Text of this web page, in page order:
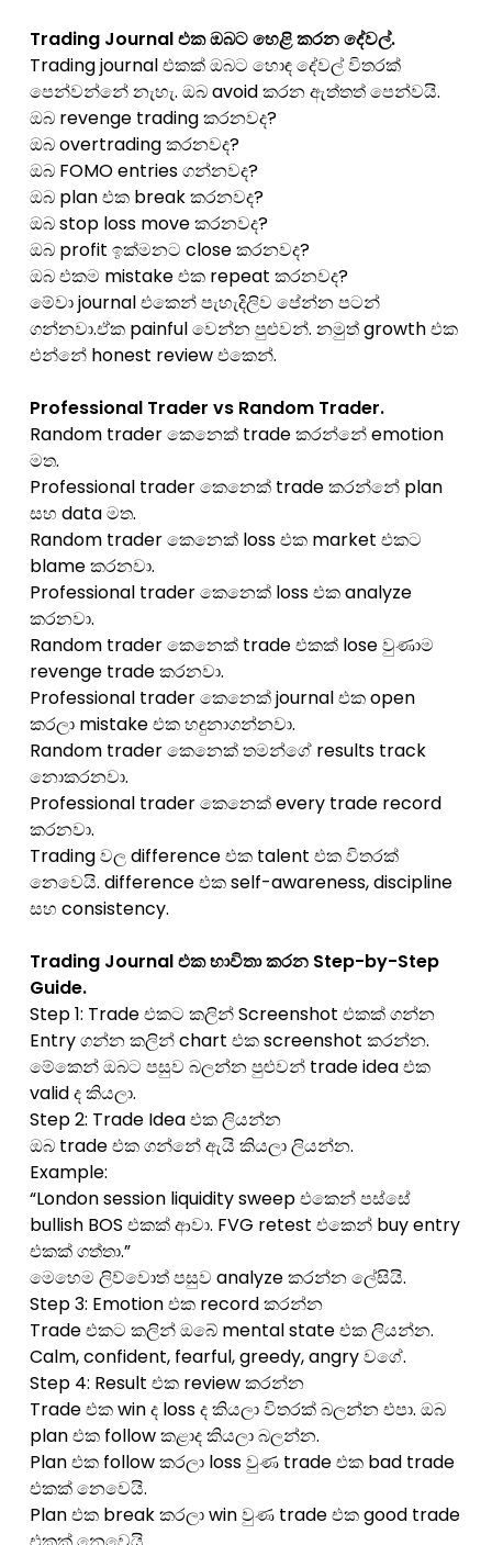
Trading Journal එක ඔබට හෙළි කරන දේවල්.
Trading journal එකක් ඔබට හොඳ දේවල් විතරක්
පෙන්වන්නේ නැහැ. ඔබ avoid කරන ඇත්තත් පෙන්වයි.
ඔබ revenge trading කරනවද?
ඔබ overtrading කරනවද?
ඔබ FOMO entries ගන්නවද?
ඔබ plan එක break කරනවද?
ඔබ stop loss move කරනවද?
ඔබ profit ඉක්මනට close කරනවද?
ඔබ එකම mistake එක repeat කරනවද?
මේවා journal එකෙන් පැහැදිලිව පේන්න පටන්
ගන්නවා.ඒක painful වෙන්න පුළුවන්. නමුත් growth එක
එන්නේ honest review එකෙන්.
Professional Trader vs Random Trader.
Random trader කෙනෙක් trade කරන්නේ emotion
මත.
Professional trader කෙනෙක් trade කරන්නේ plan
සහ data මත.
Random trader කෙනෙක් loss එක market එකට
blame කරනවා.
Professional trader කෙනෙක් loss එක analyze
කරනවා.
Random trader කෙනෙක් trade එකක් lose වුණාම
revenge trade කරනවා.
Professional trader කෙනෙක් journal එක open
කරලා mistake එක හඳුනාගන්නවා.
Random trader කෙනෙක් තමන්ගේ results track
නොකරනවා.
Professional trader කෙනෙක් every trade record
කරනවා.
Trading වල difference එක talent එක විතරක්
නෙවෙයි. difference එක self-awareness, discipline
සහ consistency.
Trading Journal එක භාවිතා කරන Step-by-Step
Guide.
Step 1: Trade එකට කලින් Screenshot එකක් ගන්න
Entry ගන්න කලින් chart එක screenshot කරන්න.
මේකෙන් ඔබට පසුව බලන්න පුළුවන් trade idea එක
valid ද කියලා.
Step 2: Trade Idea එක ලියන්න
ඔබ trade එක ගන්නේ ඇයි කියලා ලියන්න.
Example:
“London session liquidity sweep එකෙන් පස්සේ
bullish BOS එකක් ආවා. FVG retest එකෙන් buy entry
එකක් ගත්තා.”
මෙහෙම ලිව්වොත් පසුව analyze කරන්න ලේසියි.
Step 3: Emotion එක record කරන්න
Trade එකට කලින් ඔබේ mental state එක ලියන්න.
Calm, confident, fearful, greedy, angry වගේ.
Step 4: Result එක review කරන්න
Trade එක win ද loss ද කියලා විතරක් බලන්න එපා. ඔබ
plan එක follow කළාද කියලා බලන්න.
Plan එක follow කරලා loss වුණ trade එක bad trade
එකක් නෙවෙයි.
Plan එක break කරලා win වුණ trade එක good trade